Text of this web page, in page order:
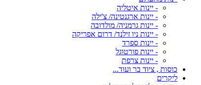
- יינות איטליה
- יינות ארגנטינה/ צ'ילה
- יינות גרמניה/ מולדובה
- יינות ניו זילנד/ דרום אפריקה
- יינות ספרד
- יינות פורטוגל
- יינות צרפת
כוסות , ציוד בר ועוד...
ליקרים